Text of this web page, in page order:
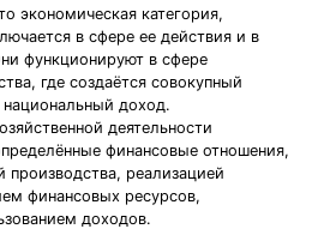
экономическая категория,
в сфере ее действия и в
функционируют в сфере
где создаётся совокупный
доход.
деятельности
финансовые отношения,
производства, реализацией
финансовых ресурсов,
доходов.